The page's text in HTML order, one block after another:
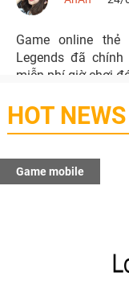
Game online thẻ
Legends đã
miễn phí giờ chơi
HOT NEWS
Game mobile